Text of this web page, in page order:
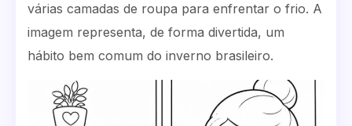
várias camadas de roupa para enfrentar o frio. A
imagem representa, de forma divertida, um
hábito bem comum do inverno brasileiro.